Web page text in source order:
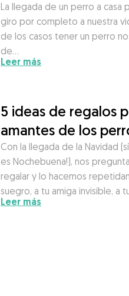
La llegada de un perro a casa
giro por completo a nuestra
de los casos tener un perro
de…
Leer más
5 ideas de regalos
amantes de los
Con la llegada de la Navidad
es Nochebuena!), nos
regalar y lo hacemos
suegro, a tu amiga invisible, a
Leer más